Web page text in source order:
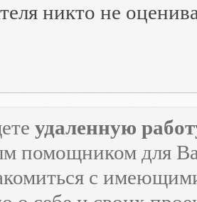
никто не
удаленную
помощником для
с